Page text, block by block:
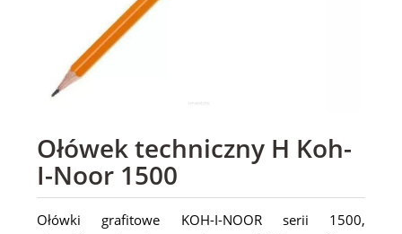
Ołówek techniczny H Koh-
I-Noor 1500
Ołówki grafitowe KOH-I-NOOR serii 1500,